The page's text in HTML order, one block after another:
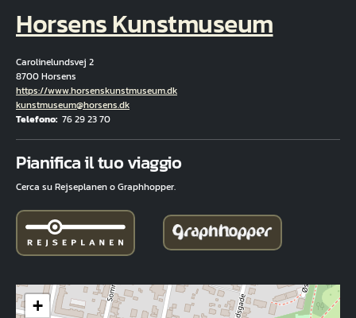
Horsens Kunstmuseum
Carolinelundsvej 2
8700 Horsens
Hjemmeside
https://www.horsenskunstmuseum.dk
E-mail
kunstmuseum@horsens.dk
Telefono 76 29 23 70
Pianifica il tuo viaggio
Cerca su Rejseplanen o Graphhopper.
+